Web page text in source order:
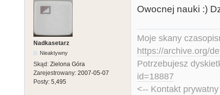
Nadkasetarz
Nieaktywny
Skąd: Zielona Góra
Zarejestrowany: 2007-05-07
Posty: 5,495
Owocnej nauki :)
Moje skany
https://archive.org/
Potrzebujesz
id=18887
<-- Kontakt